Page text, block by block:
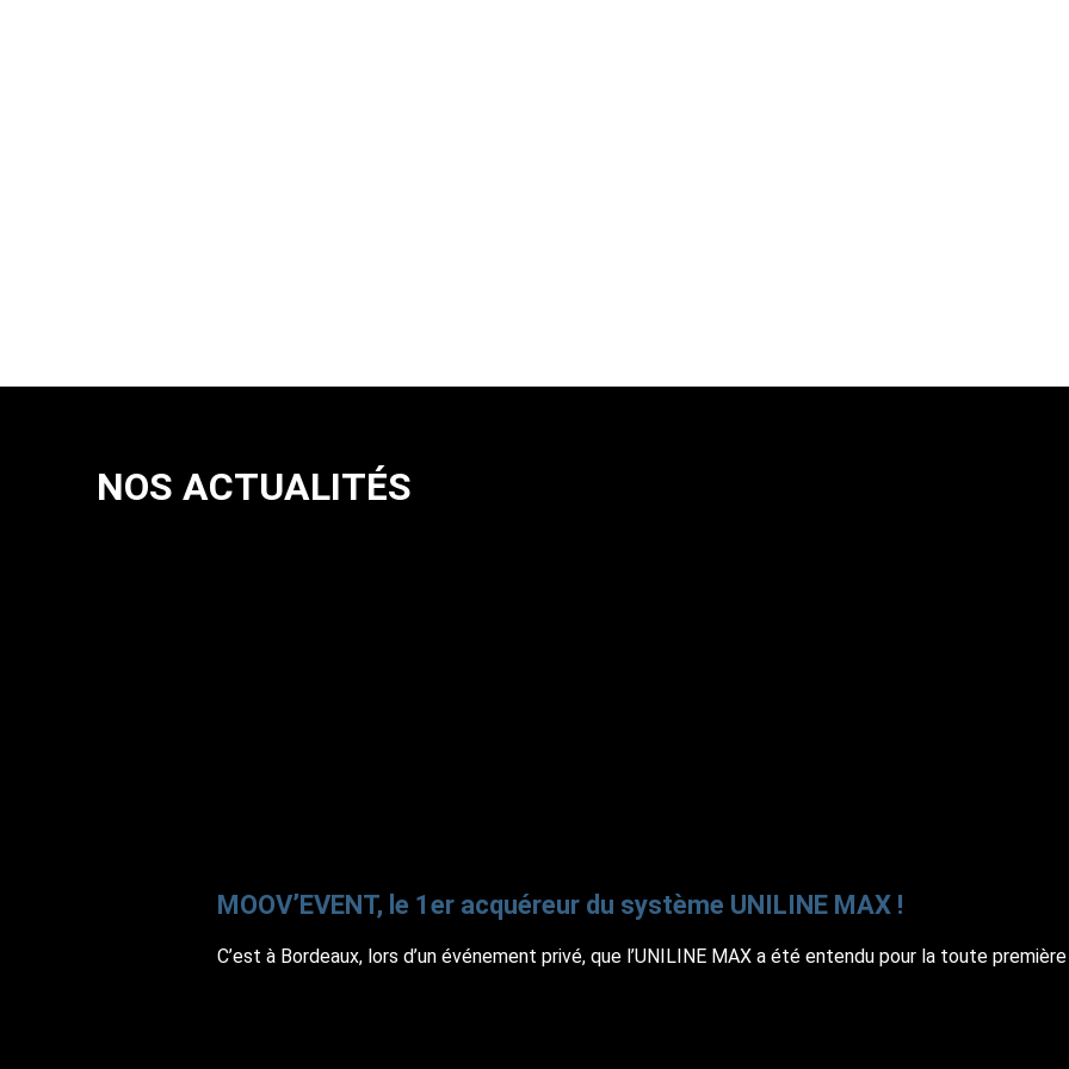
NOS ACTUALITÉS
MOOV’EVENT, le 1er acquéreur du système UNILINE MAX !
C’est à Bordeaux, lors d’un événement privé, que l’UNILINE MAX a été entendu pour la toute